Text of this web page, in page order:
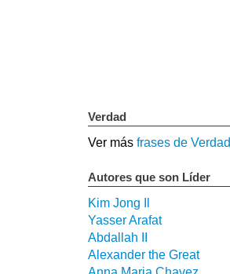
Verdad
Ver más frases de Verdad
Autores que son Líder
Kim Jong Il
Yasser Arafat
Abdallah II
Alexander the Great